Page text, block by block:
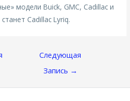
модели Buick, GMC, Cadillac и
Cadillac Lyriq.
Следующая
Запись →